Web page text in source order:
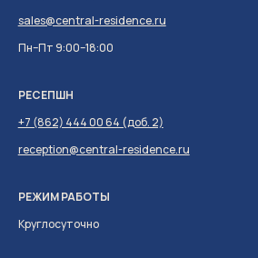
Круглосуточно
РЕЖИМ РАБОТЫ
reception@central-residence.ru
+7 (862) 444 00 64 (доб. 2)
РЕСЕПШН
sales@central-residence.ru
Пн–Пт 9:00–18:00